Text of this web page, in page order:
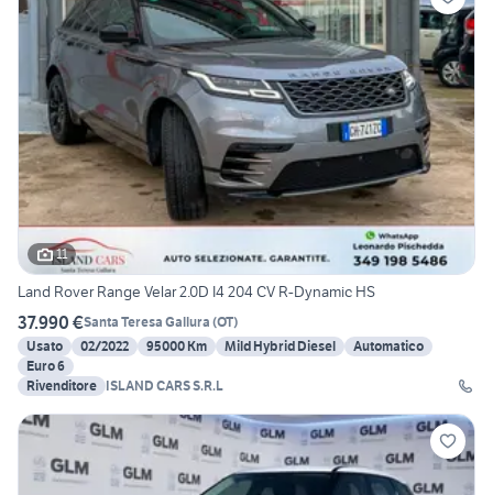
11
Land Rover Range Velar 2.0D I4 204 CV R-Dynamic HS
37.990 €Santa Teresa Gallura (OT)
Usato
02/2022 95000 Km Mild Hybrid Diesel
Automatico
Euro 6
Rivenditore ISLAND CARS S.R.L